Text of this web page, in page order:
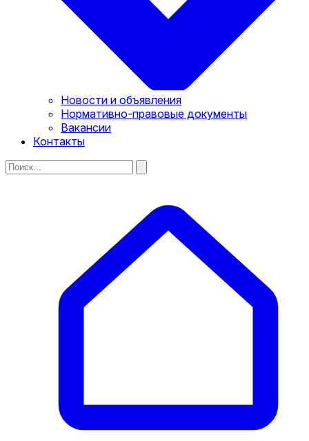
Новости и объявления
Нормативно-правовые документы
Вакансии
Контакты